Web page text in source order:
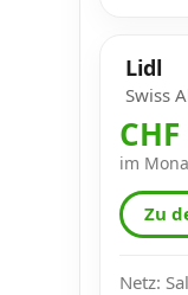
Lidl
Swiss
im
Zu
Netz: